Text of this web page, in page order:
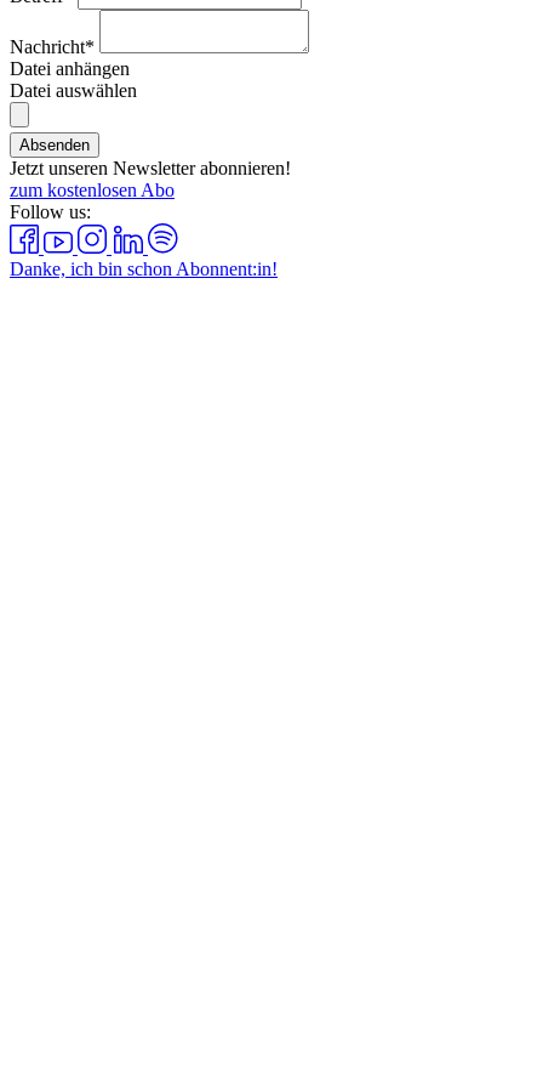
Nachricht*
Datei anhängen
Datei auswählen
Absenden
Jetzt unseren Newsletter abonnieren!
zum kostenlosen Abo
Follow us:
Danke, ich bin schon Abonnent:in!